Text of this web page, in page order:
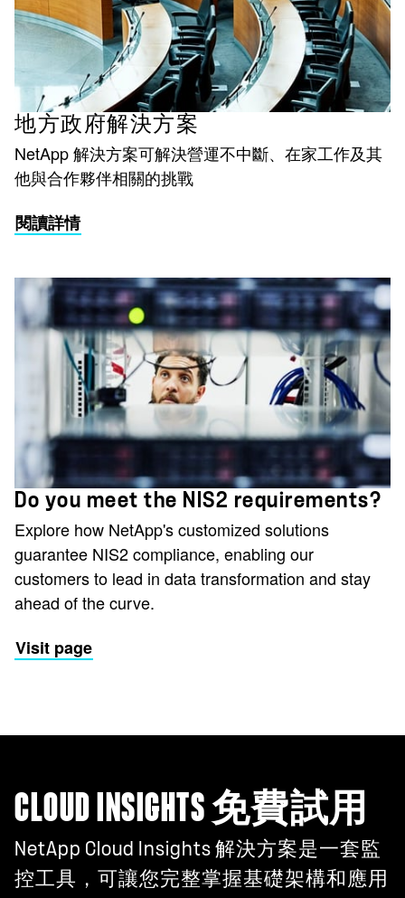
地方政府解決方案
NetApp 解決方案可解決營運不中斷、在家工作及其
他與合作夥伴相關的挑戰
閱讀詳情
Do you meet the NIS2 requirements?
Explore how NetApp's customized solutions
guarantee NIS2 compliance, enabling our
customers to lead in data transformation and stay
ahead of the curve.
Visit page
CLOUD INSIGHTS 免費試用
NetApp Cloud Insights 解決方案是一套監
控工具，可讓您完整掌握基礎架構和應用